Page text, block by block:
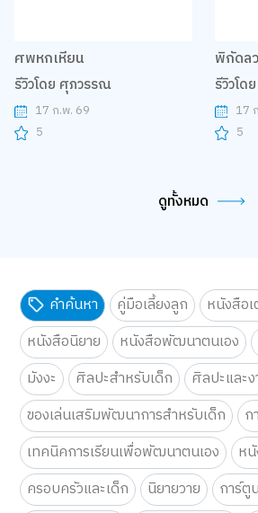
ศพหกเหียน
รีวิวโดย ศุภวรรณ
17 ก.พ. 69
5
พิกัดล
รีวิวโ
17
5
ดูทั้งหมด
คำค้นหา คู่มือเลี้ยงลูก
หนังสือ
หนังสือนิยาย
หนังสือพัฒนาตนเอง
มังงะ
ศิลปะสำหรับเด็ก
ศิลปะและ
ของเล่นเสริมพัฒนาการสำหรับเด็ก
ก
เทคนิคการเรียนเพื่อพัฒนาตนเอง
ห
ครอบครัวและเด็ก
นิยายวาย
การ์ตู